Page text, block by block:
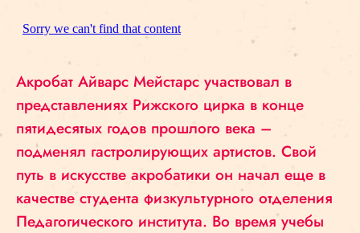
Акробат Айварс Мейстарс участвовал в
представлениях Рижского цирка в конце
пятидесятых годов прошлого века –
подменял гастролирующих артистов. Свой
путь в искусстве акробатики он начал еще в
качестве студента физкультурного отделения
Педагогического института. Во время учебы